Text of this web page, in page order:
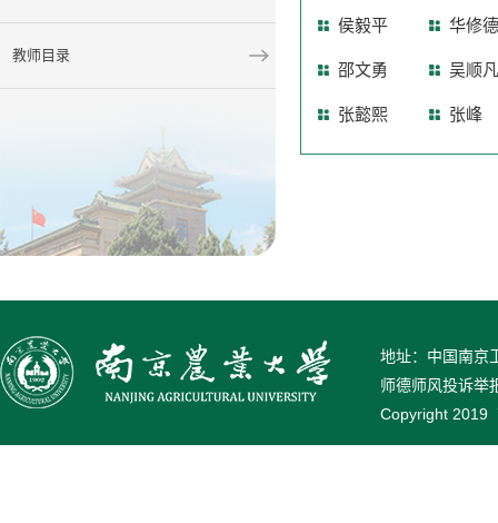
教师目录
侯毅平 华修德
邵文勇 吴顺凡
张懿熙 张峰
地址：中国南
师德师风投诉
Copyright 2019